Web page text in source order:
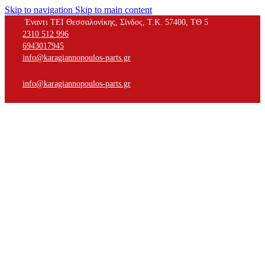
Skip to navigation Skip to main content
Έναντι ΤΕΙ Θεσσαλονίκης, Σίνδος, Τ.Κ. 57400, ΤΘ 5
2310 512 996
6943017945
info@karagiannopoulos-parts.gr
info@karagiannopoulos-parts.gr